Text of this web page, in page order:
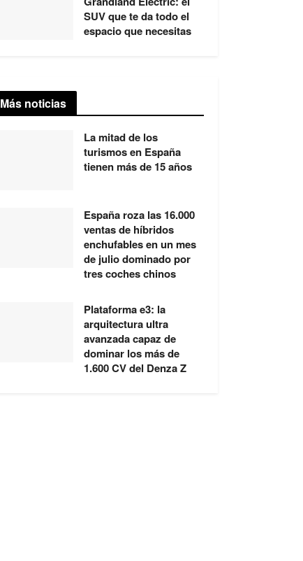
SUV que te da todo el
espacio que necesitas
Más noticias
La mitad de los
turismos en España
tienen más de 15 años
España roza las 16.000
ventas de híbridos
enchufables en un mes
de julio dominado por
tres coches chinos
Plataforma e3: la
arquitectura ultra
avanzada capaz de
dominar los más de
1.600 CV del Denza Z